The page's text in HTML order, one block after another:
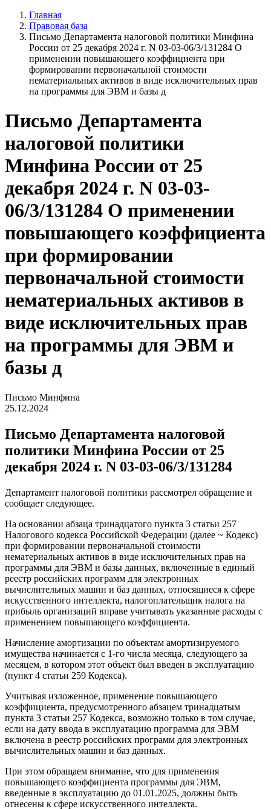
Главная
Правовая база
Письмо Департамента налоговой политики Минфина
России от 25 декабря 2024 г. N 03-03-06/3/131284 О
применении повышающего коэффициента при
формировании первоначальной стоимости
нематериальных активов в виде исключительных прав
на программы для ЭВМ и базы д
Письмо Департамента
налоговой политики
Минфина России от 25
декабря 2024 г. N 03-03-
06/3/131284 О применении
повышающего коэффициента
при формировании
первоначальной стоимости
нематериальных активов в
виде исключительных прав
на программы для ЭВМ и
базы д
Письмо Минфина
25.12.2024
Письмо Департамента налоговой
политики Минфина России от 25
декабря 2024 г. N 03-03-06/3/131284
Департамент налоговой политики рассмотрел обращение и
сообщает следующее.
На основании абзаца тринадцатого пункта 3 статьи 257
Налогового кодекса Российской Федерации (далее ~ Кодекс)
при формировании первоначальной стоимости
нематериальных активов в виде исключительных прав на
программы для ЭВМ и базы данных, включенные в единый
реестр российских программ для электронных
вычислительных машин и баз данных, относящиеся к сфере
искусственного интеллекта, налогоплательщик налога на
прибыль организаций вправе учитывать указанные расходы с
применением повышающего коэффициента.
Начисление амортизации по объектам амортизируемого
имущества начинается с 1-го числа месяца, следующего за
месяцем, в котором этот объект был введен в эксплуатацию
(пункт 4 статьи 259 Кодекса).
Учитывая изложенное, применение повышающего
коэффициента, предусмотренного абзацем тринадцатым
пункта 3 статьи 257 Кодекса, возможно только в том случае,
если на дату ввода в эксплуатацию программа для ЭВМ
включена в реестр российских программ для электронных
вычислительных машин и баз данных.
При этом обращаем внимание, что для применения
повышающего коэффициента программы для ЭВМ,
введенные в эксплуатацию до 01.01.2025, должны быть
отнесены к сфере искусственного интеллекта.